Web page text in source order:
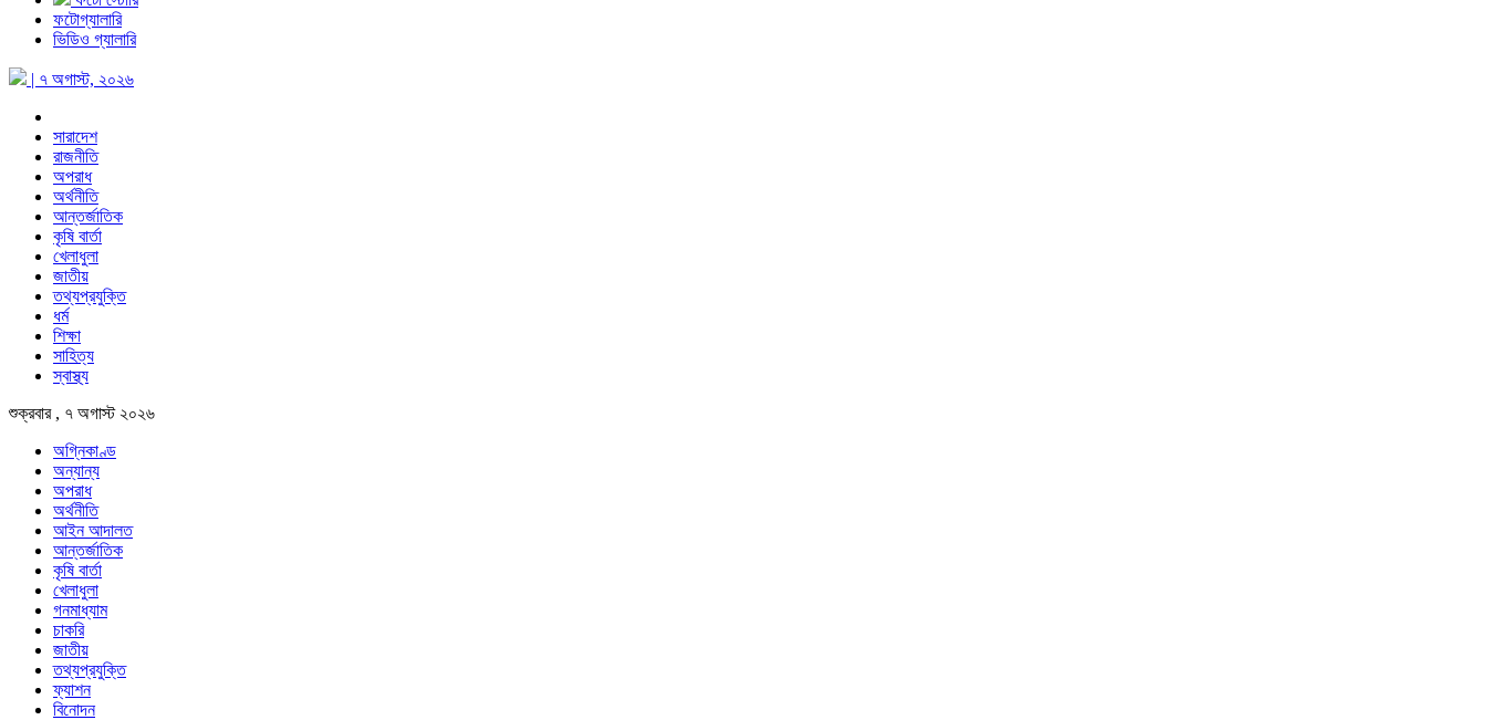
ফটোগ্যালারি
ভিডিও গ্যালারি
| ৭ অগাস্ট, ২০২৬
সারাদেশ
রাজনীতি
অপরাধ
অর্থনীতি
আন্তর্জাতিক
কৃষি বার্তা
খেলাধুলা
জাতীয়
তথ্যপ্রযুক্তি
ধর্ম
শিক্ষা
সাহিত্য
স্বাস্থ্য
শুক্রবার , ৭ অগাস্ট ২০২৬
অগ্নিকাণ্ড
অন্যান্য
অপরাধ
অর্থনীতি
আইন আদালত
আন্তর্জাতিক
কৃষি বার্তা
খেলাধুলা
গনমাধ্যাম
চাকরি
জাতীয়
তথ্যপ্রযুক্তি
ফ্যাশন
বিনোদন